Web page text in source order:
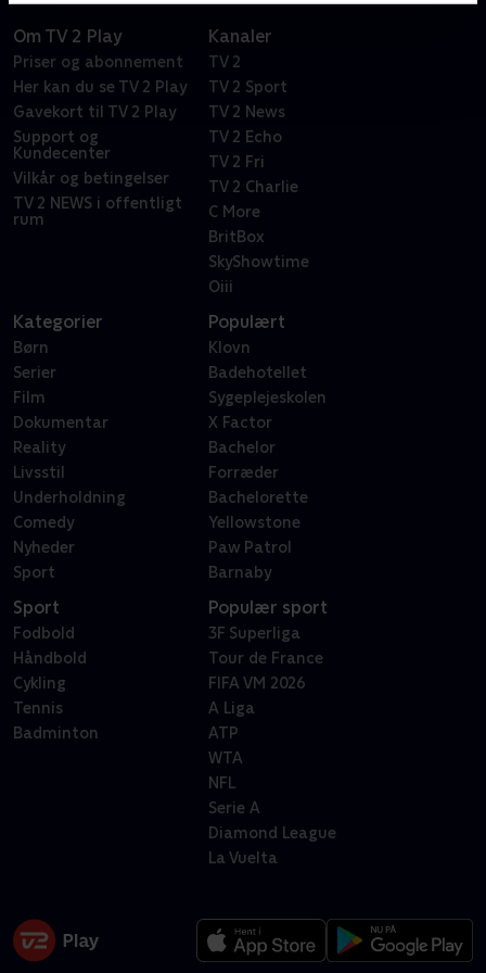
Om TV 2 Play
Priser og abonnement
Her kan du se TV 2 Play
Gavekort til TV 2 Play
Support og
Kundecenter
Vilkår og betingelser
TV 2 NEWS i offentligt
rum
Kanaler
TV 2
TV 2 Sport
TV 2 News
TV 2 Echo
TV 2 Fri
TV 2 Charlie
C More
BritBox
SkyShowtime
Oiii
Kategorier
Børn
Serier
Film
Dokumentar
Reality
Livsstil
Underholdning
Comedy
Nyheder
Sport
Populært
Klovn
Badehotellet
Sygeplejeskolen
X Factor
Bachelor
Forræder
Bachelorette
Yellowstone
Paw Patrol
Barnaby
Sport
Fodbold
Håndbold
Cykling
Tennis
Badminton
Populær sport
3F Superliga
Tour de France
FIFA VM 2026
A Liga
ATP
WTA
NFL
Serie A
Diamond League
La Vuelta